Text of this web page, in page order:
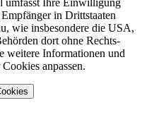
umfasst Ihre Einwilligung
in Drittstaaten
wie insbesondere die USA,
dort ohne Rechts­
weitere Informationen und
anpassen.